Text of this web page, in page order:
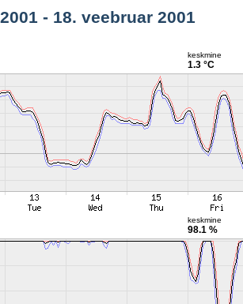
- 18. veebruar 2001
keskmine
1.3 °C
keskmine
98.1 %